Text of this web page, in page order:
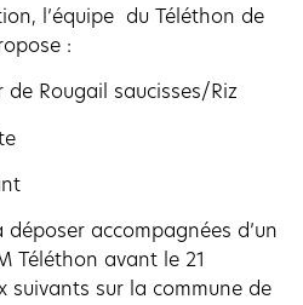
l’équipe du Téléthon de
:
Rougail saucisses/Riz
accompagnées d’un
Téléthon avant le 21
suivants sur la commune de